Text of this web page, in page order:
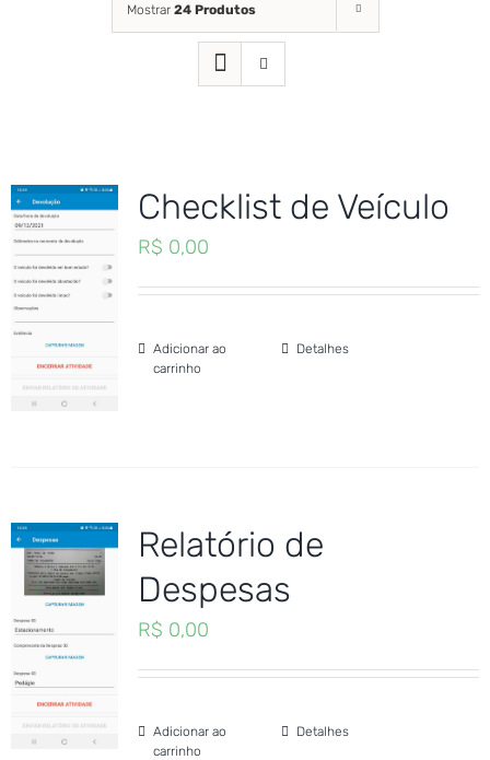
Mostrar 24 Produtos
Checklist de Veículo
R$ 0,00
Adicionar ao
carrinho
Detalhes
Relatório de
Despesas
R$ 0,00
Adicionar ao
carrinho
Detalhes